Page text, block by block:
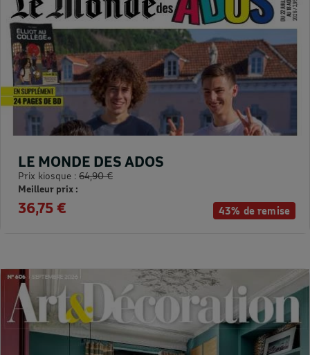
43% de remise
LE MONDE DES ADOS
Prix kiosque : 64,90 €
Meilleur prix :
36,75 €